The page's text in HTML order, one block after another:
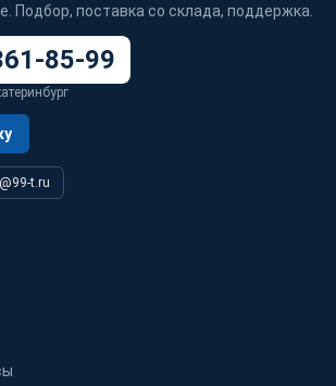
Подбор, поставка со склада, поддержка.
85-99
t.ru